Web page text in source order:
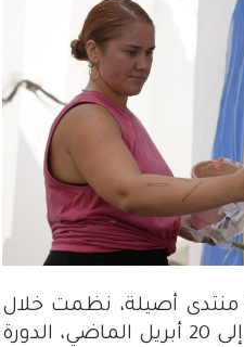
أصيلة، نظمت خلال
الفترة الممتدة من سادس إلى 20 أبريل الماضي، الدورة